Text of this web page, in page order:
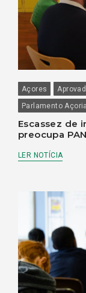
Açores
Parlamento
Escassez de
preocupa
LER NOTÍCIA